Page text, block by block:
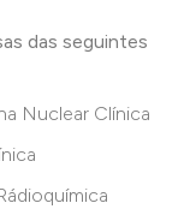
das seguintes
Nuclear Clínica